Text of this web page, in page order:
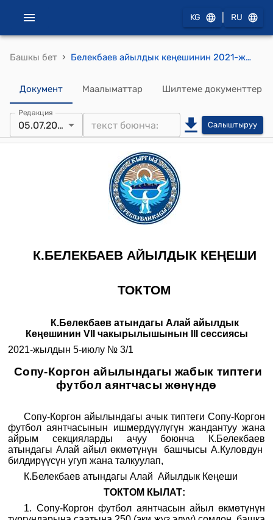
KG RU
Башкы бет › Белекбаев айылдык кеңешинин 2021-жылдын 5-июлундагы № 3/1 "Сопу-Коргон айылындагы жабык типтеги футбол аянтчасы жөнүндө" токтому
Документ Маалыматтар Шилтеме документтер
Редакция
05.07.2021 Салыштыруу